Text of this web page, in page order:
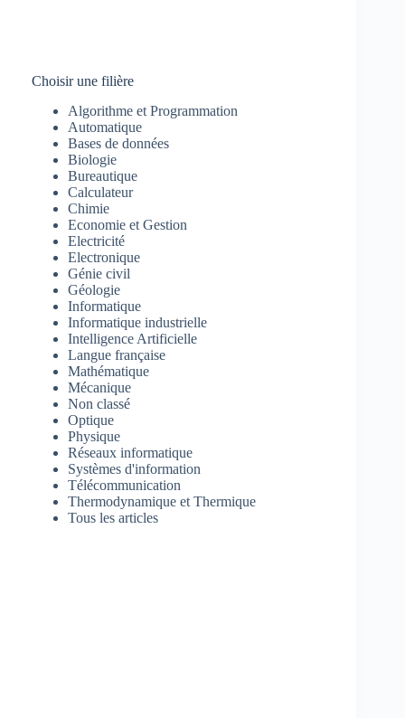
Choisir une filière
Algorithme et Programmation
Automatique
Bases de données
Biologie
Bureautique
Calculateur
Chimie
Economie et Gestion
Electricité
Electronique
Génie civil
Géologie
Informatique
Informatique industrielle
Intelligence Artificielle
Langue française
Mathématique
Mécanique
Non classé
Optique
Physique
Réseaux informatique
Systèmes d'information
Télécommunication
Thermodynamique et Thermique
Tous les articles